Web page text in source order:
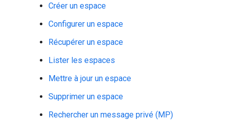
Créer un espace
Configurer un espace
Récupérer un espace
Lister les espaces
Mettre à jour un espace
Supprimer un espace
Rechercher un message privé (MP)